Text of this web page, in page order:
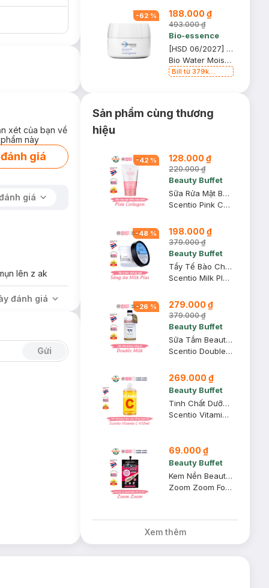
xét của bạn về
này
giá
giá
lên z ak
đánh giá
Gửi
-62 % 188.000 ₫
493.000 ₫
Bio-essence
[HSD 06/2027] Kem Dưỡng Bio-essence Cấp Ẩm Sâu, Ngăn Bụi Bẩn 50g
Bio Water Moist-In Water Gel
Bill từ 379k
Sản phẩm cùng thương
hiệu
-42 % 128.000 ₫
220.000 ₫
Beauty Buffet
Sữa Rửa Mặt Beauty Buffet Kiểm Soát Nhờn 100ml
Scentio Pink Collagen Radiant & Firm Oil Control Facial Foam Scrub
-48 % 198.000 ₫
379.000 ₫
Beauty Buffet
Tẩy Tế Bào Chết Da Mặt Beauty Buffet Dưỡng Sáng Da 100ml
Scentio Milk Plus Whitening Face Scrub
-26 % 279.000 ₫
379.000 ₫
Beauty Buffet
Sữa Tắm Beauty Buffet Double Milk Dưỡng Sáng Da 350ml
Scentio Double Milk Triple White Bath Cream
269.000 ₫
Beauty Buffet
Tinh Chất Dưỡng Thể Beauty Buffet Dưỡng Sáng Phục Hồi Da 450ml
Scentio Vitamin C After Bath Body Essence
69.000 ₫
Beauty Buffet
Kem Nền Beauty Buffet Zoom Zoom SPF 35 PA++ Gói 7g
Zoom Zoom Foundation SPF 35 PA++
Xem thêm